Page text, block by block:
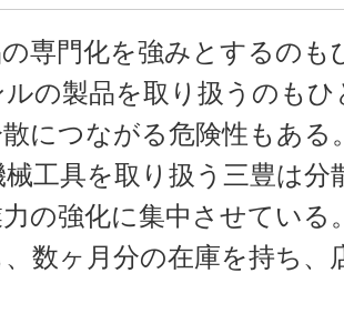
専門化を強みとするのも
の製品を取り扱うのも
につながる危険性もあ
工具を取り扱う三豊は
の強化に集中させてい
数ヶ月分の在庫を持ち、